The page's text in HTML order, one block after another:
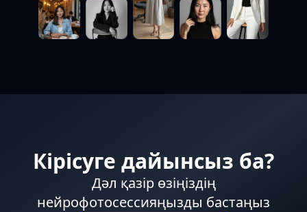
Кірісуге дайынсыз ба?
Дәл қазір өзіңіздің
нейрофотосессияңызды бастаңыз